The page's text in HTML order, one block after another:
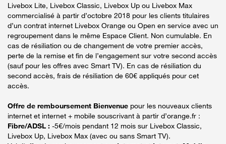
Livebox Lite, Livebox Classic, Livebox Up ou Livebox Max
commercialisé à partir d’octobre 2018 pour les clients titulaires
d’un contrat internet Livebox Orange ou Open en service avec un
regroupement dans le même Espace Client. Non cumulable. En
cas de résiliation ou de changement de votre premier accès,
perte de la remise et fin de l’engagement sur votre second accès
(sauf pour les offres avec Smart TV). En cas de résiliation du
second accès, frais de résiliation de 60€ appliqués pour cet
accès.
Offre de remboursement Bienvenue pour les nouveaux clients
internet et internet + mobile souscrivant à partir d’orange.fr :
Fibre/ADSL : -5€/mois pendant 12 mois sur Livebox Classic,
Livebox Up, Livebox Max (avec ou sans Smart TV).